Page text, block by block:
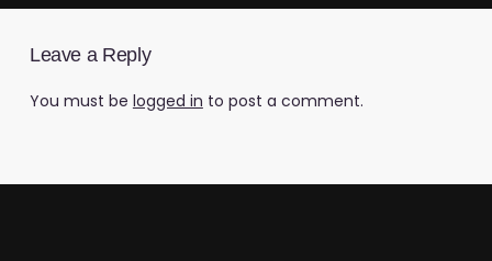
Leave a Reply
You must be logged in to post a comment.